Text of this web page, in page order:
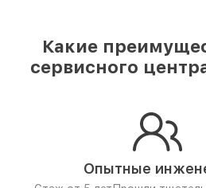
Какие
сервисного
Опытные